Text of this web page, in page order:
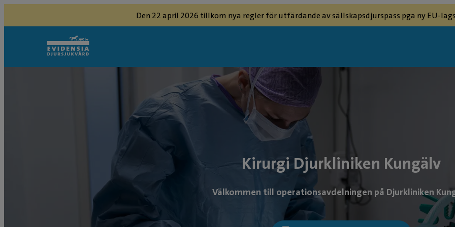
Den 22 april 2026 tillkom nya regler för utfärdande av sällskapsdjurspass pga ny EU-
Kirurgi Djurkliniken Kungälv
Välkommen till operationsavdelningen på Djurkliniken